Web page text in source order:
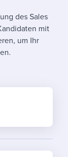
others
people
people
& events
stories
a demo
free trial
des Sales
mit
um Ihr